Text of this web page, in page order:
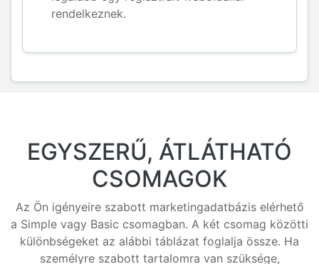
rendelkeznek.
EGYSZERŰ, ÁTLÁTHATÓ
CSOMAGOK
Az Ön igényeire szabott marketingadatbázis elérhető
a Simple vagy Basic csomagban. A két csomag közötti
különbségeket az alábbi táblázat foglalja össze. Ha
személyre szabott tartalomra van szüksége,